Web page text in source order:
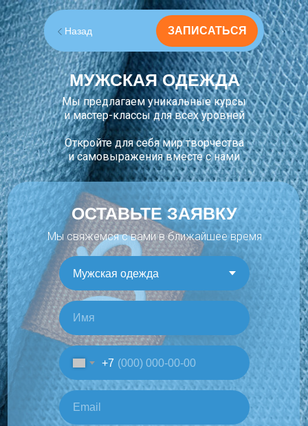
ЗАПИСАТЬСЯ
Назад
ОСТАВЬТЕ ЗАЯВКУ
Мы свяжемся с вами в ближайшее время
+7
Мы предлагаем уникальные курсы
и мастер-классы для всех уровней
Откройте для себя мир творчества
и самовыражения вместе с нами
МУЖСКАЯ ОДЕЖДА